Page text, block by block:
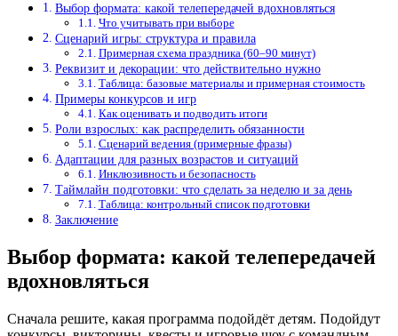
Выбор формата: какой телепередачей вдохновляться
Что учитывать при выборе
Сценарий игры: структура и правила
Примерная схема праздника (60–90 минут)
Реквизит и декорации: что действительно нужно
Таблица: базовые материалы и примерная стоимость
Примеры конкурсов и игр
Как оценивать и подводить итоги
Роли взрослых: как распределить обязанности
Сценарий ведения (примерные фразы)
Адаптации для разных возрастов и ситуаций
Инклюзивность и безопасность
Таймлайн подготовки: что сделать за неделю и за день
Таблица: контрольный список подготовки
Заключение
Выбор формата: какой телепередачей
вдохновляться
Сначала решите, какая программа подойдёт детям. Подойдут